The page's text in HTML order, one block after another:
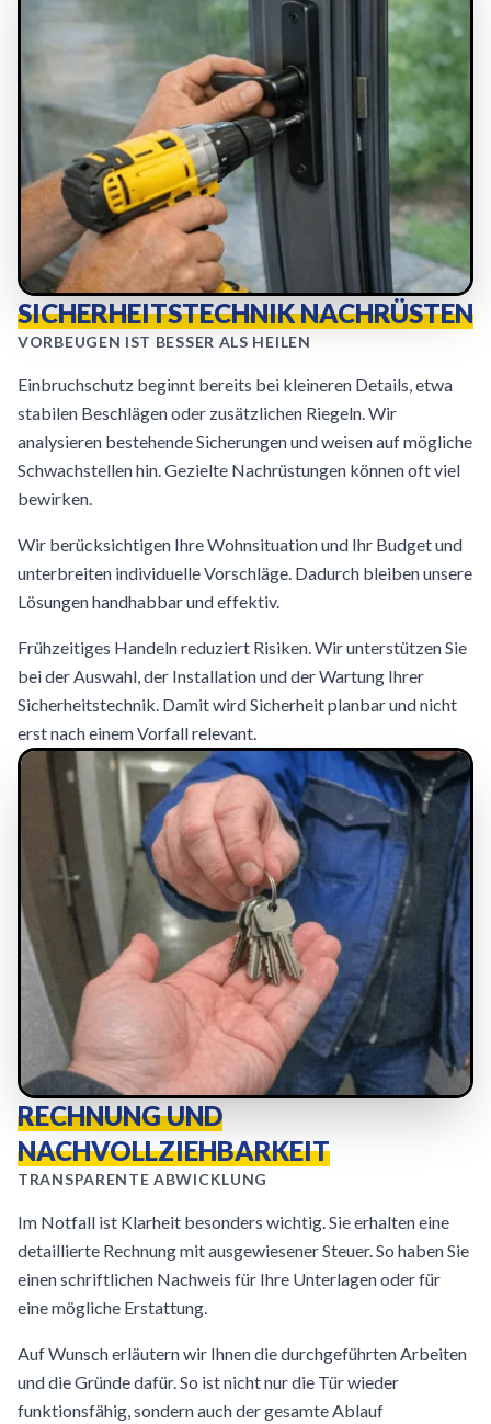
SICHERHEITSTECHNIK NACHRÜSTEN
VORBEUGEN IST BESSER ALS HEILEN
Einbruchschutz beginnt bereits bei kleineren Details, etwa
stabilen Beschlägen oder zusätzlichen Riegeln. Wir
analysieren bestehende Sicherungen und weisen auf mögliche
Schwachstellen hin. Gezielte Nachrüstungen können oft viel
bewirken.
Wir berücksichtigen Ihre Wohnsituation und Ihr Budget und
unterbreiten individuelle Vorschläge. Dadurch bleiben unsere
Lösungen handhabbar und effektiv.
Frühzeitiges Handeln reduziert Risiken. Wir unterstützen Sie
bei der Auswahl, der Installation und der Wartung Ihrer
Sicherheitstechnik. Damit wird Sicherheit planbar und nicht
erst nach einem Vorfall relevant.
RECHNUNG UND
NACHVOLLZIEHBARKEIT
TRANSPARENTE ABWICKLUNG
Im Notfall ist Klarheit besonders wichtig. Sie erhalten eine
detaillierte Rechnung mit ausgewiesener Steuer. So haben Sie
einen schriftlichen Nachweis für Ihre Unterlagen oder für
eine mögliche Erstattung.
Auf Wunsch erläutern wir Ihnen die durchgeführten Arbeiten
und die Gründe dafür. So ist nicht nur die Tür wieder
funktionsfähig, sondern auch der gesamte Ablauf